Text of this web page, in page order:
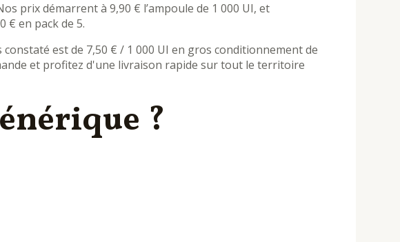
prix démarrent à 9,90 € l’ampoule de 1 000 UI, et
€ en pack de 5.
est de 7,50 € / 1 000 UI en gros conditionnement de
et profitez d'une livraison rapide sur tout le territoire
?